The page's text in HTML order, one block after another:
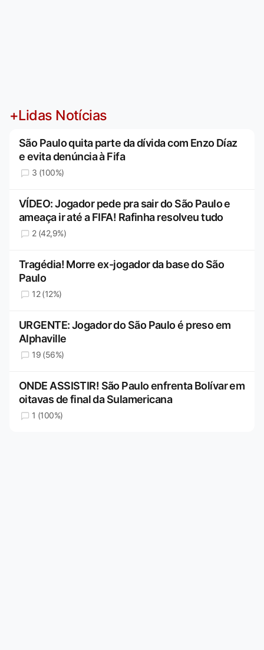
+Lidas Notícias
São Paulo quita parte da dívida com Enzo Díaz
e evita denúncia à Fifa
3 (100%)
VÍDEO: Jogador pede pra sair do São Paulo e
ameaça ir até a FIFA! Rafinha resolveu tudo
2 (42,9%)
Tragédia! Morre ex-jogador da base do São
Paulo
12 (12%)
URGENTE: Jogador do São Paulo é preso em
Alphaville
19 (56%)
ONDE ASSISTIR! São Paulo enfrenta Bolívar em
oitavas de final da Sulamericana
1 (100%)